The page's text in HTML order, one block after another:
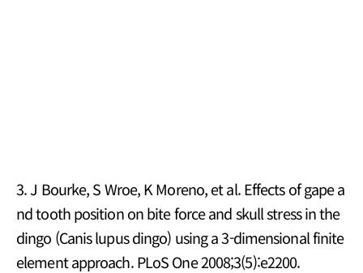
3. J Bourke, S Wroe, K Moreno, et al. Effects of gape a
nd tooth position on bite force and skull stress in the
dingo (Canis lupus dingo) using a 3-dimensional finite
element approach. PLoS One 2008;3(5):e2200.